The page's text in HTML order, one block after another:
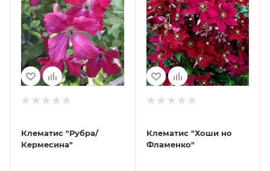
Клематис "Рубра/
Кермесина"
Клематис "Хоши но
Фламенко"